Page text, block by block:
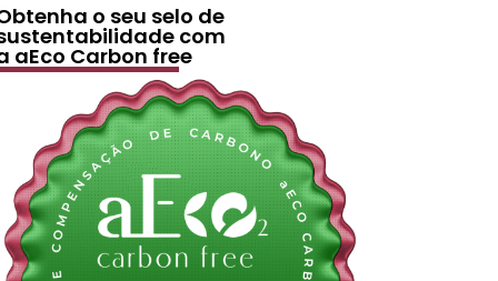
o seu selo de
com
aEco Carbon free